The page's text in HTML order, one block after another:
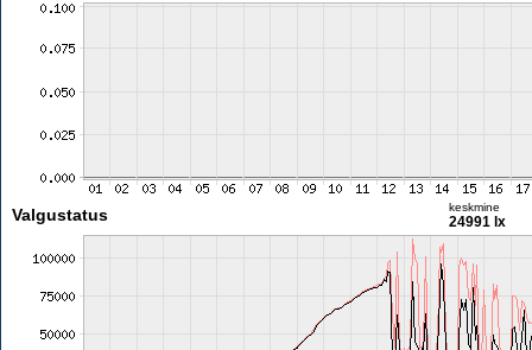
Valgustatus keskmine
24991 lx